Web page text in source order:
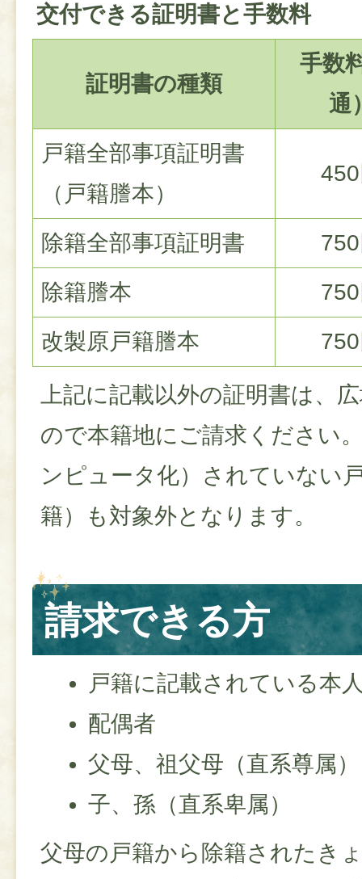
交付できる証明書と手数料
証明書の種類
手数
通
戸籍全部事項証明書
（戸籍謄本）
除籍全部事項証明書
除籍謄本
改製原戸籍謄本
上記に記載以外の証明書は、
ので本籍地にご請求ください
ンピュータ化）されていない
籍）も対象外となります。
請求できる方
戸籍に記載されている本
配偶者
父母、祖父母（直系尊属）
子、孫（直系卑属）
父母の戸籍から除籍されたき